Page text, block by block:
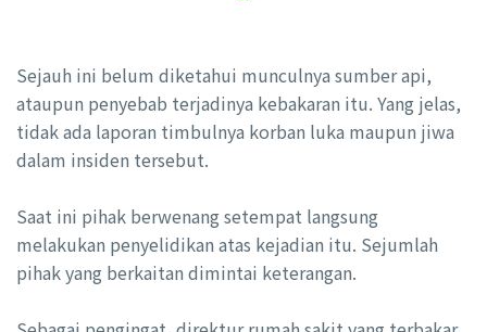
Sejauh ini belum diketahui munculnya sumber api,
ataupun penyebab terjadinya kebakaran itu. Yang jelas,
tidak ada laporan timbulnya korban luka maupun jiwa
dalam insiden tersebut.
Saat ini pihak berwenang setempat langsung
melakukan penyelidikan atas kejadian itu. Sejumlah
pihak yang berkaitan dimintai keterangan.